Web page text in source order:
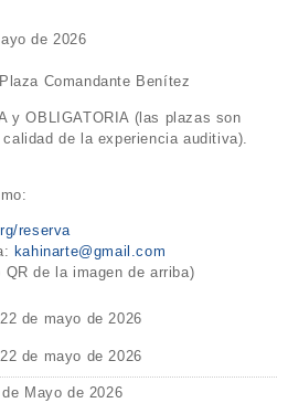
de 2026
Comandante Benítez
y OBLIGATORIA (las plazas son
de la experiencia auditiva).
reserva
kahinarte@gmail.com
de la imagen de arriba)
22 de mayo de 2026
22 de mayo de 2026
Mayo de 2026